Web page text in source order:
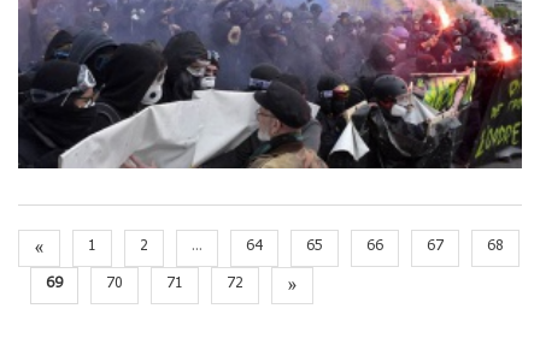
« 1 2 ... 64 65 66 67
68
69
70 71 72 »